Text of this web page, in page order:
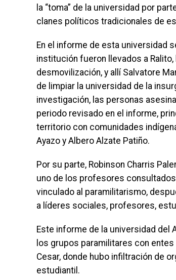
la “toma” de la universidad por
clanes políticos tradicionales de
En el informe de esta universidad
institución fueron llevados a
desmovilización, y allí Salvatore
de limpiar la universidad de la
investigación, las personas
periodo revisado en el informe,
territorio con comunidades
Ayazo y Albero Alzate Patiño.
Por su parte, Robinson Charris
uno de los profesores
vinculado al paramilitarismo,
a líderes sociales, profesores,
Este informe de la universidad del
los grupos paramilitares con
Cesar, donde hubo infiltración de
estudiantil.